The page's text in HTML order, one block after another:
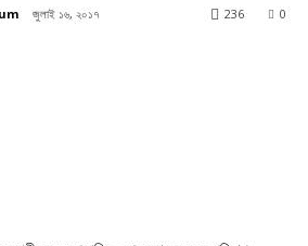
জুলাই ১৬, ২০১৭ 0
236